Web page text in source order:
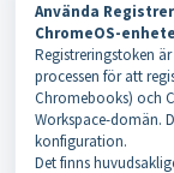
Använda
ChromeOS-
Registreringstoken
processen för att
Chromebooks) och
Workspace-domän.
konfiguration.
Det finns